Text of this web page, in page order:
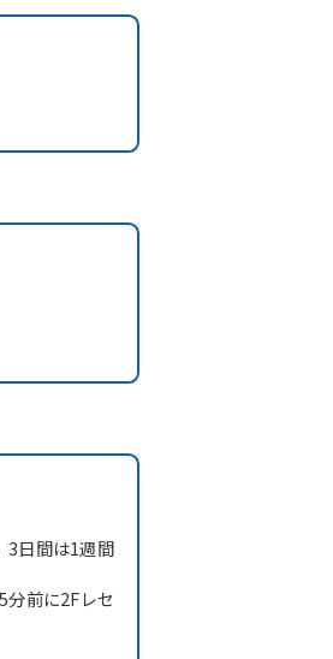
3日間は1週間
前に2Fレセ